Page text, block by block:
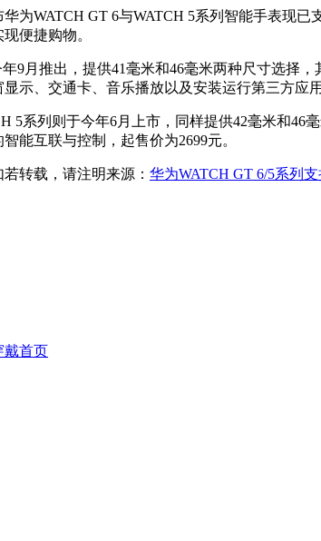
华为WATCH GT 6与WATCH 5系列智能手表现
便捷购物。
9月推出，提供41毫米和46毫米两种尺寸选择
示、交通卡、音乐播放以及安装运行第三方应
5系列则于今年6月上市，同样提供42毫米和
能互联与控制，起售价为2699元。
转载，请注明来源： 华为WATCH GT 6/5系列
戴首页